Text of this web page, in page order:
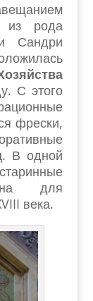
из рода
Сандри
С этого
фрески,
В одной
для
века.